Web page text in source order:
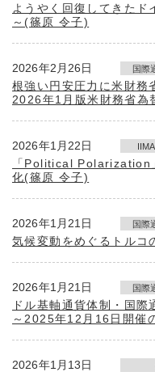
ようやく回復してきたド
～(篠原 令子)
2026年2月26日 国際
根強い円安圧力に米財務
2026年1月版米財務省為
2026年1月22日
「Political Polarization
化(篠原 令子)
2026年1月21日 国際
気候変動をめぐるトルコ
2026年1月21日 国際
ドル基軸通貨体制・国
～2025年12月16日開催
2026年1月13日